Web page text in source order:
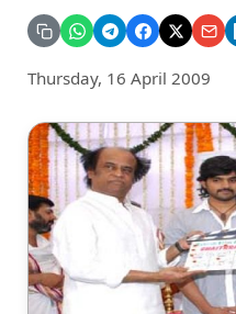
Thursday, 16 April 2009